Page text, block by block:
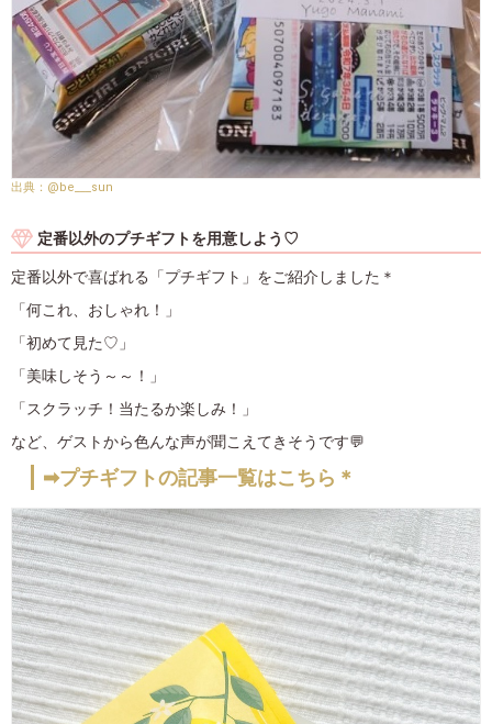
@be___sun
定番以外のプチギフトを用意しよう♡
定番以外で喜ばれる「プチギフト」をご紹介しました＊
「何これ、おしゃれ！」
「初めて見た♡」
「美味しそう～～！」
「スクラッチ！当たるか楽しみ！」
など、ゲストから色んな声が聞こえてきそうです💬
➡プチギフトの記事一覧はこちら＊